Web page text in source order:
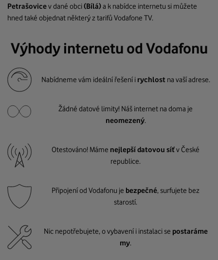
Petrašovicev dané obci(Bílá)a k nabídce internetu si můžete
hned také objednat některý z tarifů Vodafone TV.
Výhody internetu od Vodafonu
Nabídneme vám ideální řešení i rychlost na vaší adrese.
Žádné datové limity! Náš internet na doma je
neomezený.
Otestováno! Máme nejlepší datovou síťv České
republice.
Připojení od Vodafonu je bezpečné, surfujete bez
starostí.
Nic nepotřebujete, o vybavení i instalaci se postaráme
my.